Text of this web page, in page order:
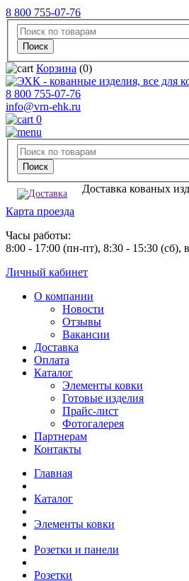
8 800 755-07-76
Корзина (0)
8 800 755-07-76
info@vrn-ehk.ru
0
Доставка кованых
Карта проезда
Часы работы:
8:00 - 17:00 (пн-пт), 8:30 - 15:30 (сб),
Личный кабинет
О компании
Новости
Отзывы
Вакансии
Доставка
Оплата
Каталог
Элементы ковки
Готовые изделия
Прайс-лист
Фотогалерея
Партнерам
Контакты
Главная
Каталог
Элементы ковки
Розетки и панели
Розетки